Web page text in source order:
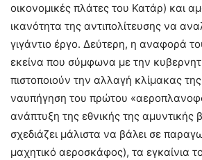
οικονομικές πλάτες του Κατάρ) και
ικανότητα της αντιπολίτευσης να
γιγάντιο έργο. Δεύτερη, η αναφορά
εκείνα που σύμφωνα με την
πιστοποιούν την αλλαγή κλίμακας
ναυπήγηση του πρώτου
ανάπτυξη της εθνικής της αμυντικής
σχεδιάζει μάλιστα να βάλει σε
μαχητικό αεροσκάφος), τα εγκαίνια